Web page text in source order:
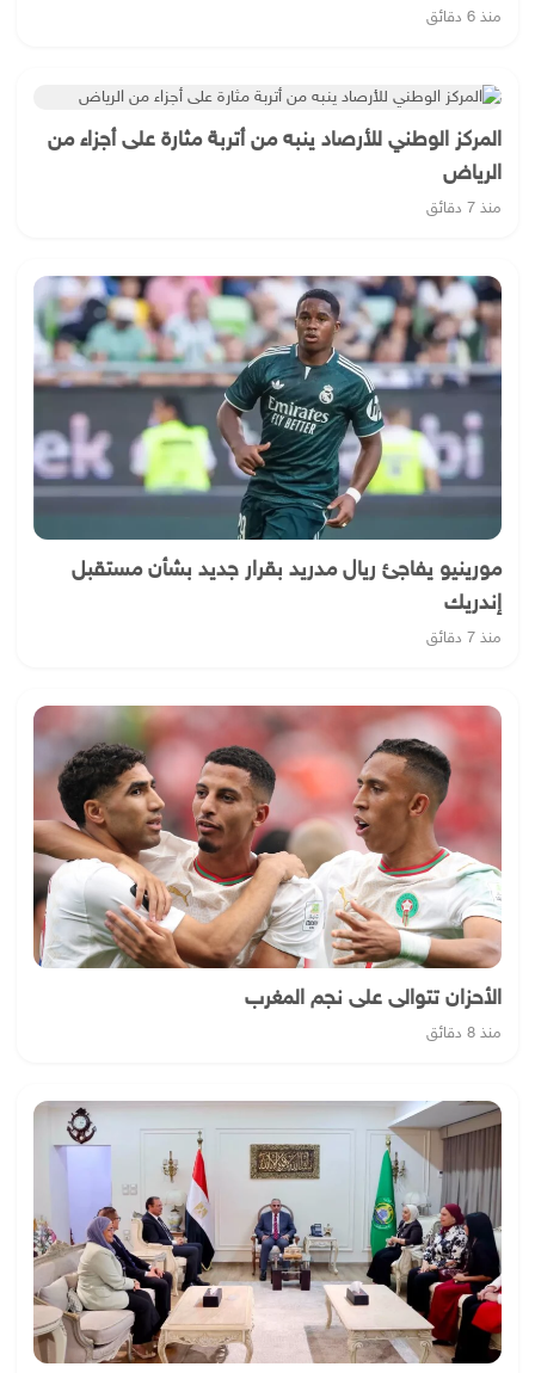
منذ 6 دقائق
المركز الوطني للأرصاد ينبه من أتربة مثارة على أجزاء من
الرياض
منذ 7 دقائق
مورينيو يفاجئ ريال مدريد بقرار جديد بشأن مستقبل
إندريك
منذ 7 دقائق
الأحزان تتوالى على نجم المغرب
منذ 8 دقائق